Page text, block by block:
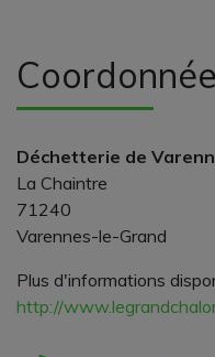
Déchetterie de
La Chaintre
71240
Varennes-le-Grand
Plus d'informations
http://